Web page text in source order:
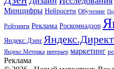
Минцифры Нейросети Обучение
Рейтинги Реклама Роскомнадзор
Яндекс.Дзен Яндекс.Директ
Яндекс.Метрика интерьер маркетинг
Реклама